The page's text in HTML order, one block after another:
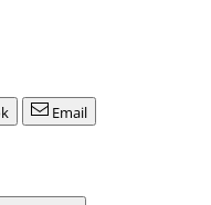
Email